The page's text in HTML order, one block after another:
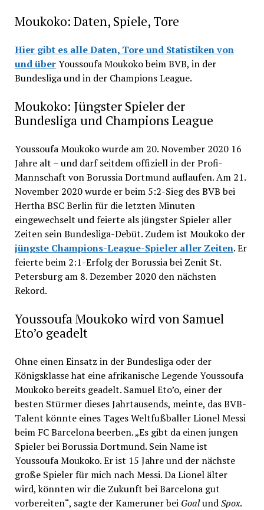
Moukoko: Daten, Spiele, Tore
Hier gibt es alle Daten, Tore und Statistiken von
und überYoussoufa Moukoko beim BVB, in der
Bundesliga und in der Champions League.
Moukoko: Jüngster Spieler der
Bundesliga und Champions League
Youssoufa Moukoko wurde am 20. November 2020 16
Jahre alt – und darf seitdem offiziell in der Profi-
Mannschaft von Borussia Dortmund auflaufen. Am 21.
November 2020 wurde er beim 5:2-Sieg des BVB bei
Hertha BSC Berlin für die letzten Minuten
eingewechselt und feierte als jüngster Spieler aller
Zeiten sein Bundesliga-Debüt. Zudem ist Moukoko der
jüngste Champions-League-Spieler aller Zeiten. Er
feierte beim 2:1-Erfolg der Borussia bei Zenit St.
Petersburg am 8. Dezember 2020 den nächsten
Rekord.
Youssoufa Moukoko wird von Samuel
Eto’o geadelt
Ohne einen Einsatz in der Bundesliga oder der
Königsklasse hat eine afrikanische Legende Youssoufa
Moukoko bereits geadelt. Samuel Eto’o, einer der
besten Stürmer dieses Jahrtausends, meinte, das BVB-
Talent könnte eines Tages Weltfußballer Lionel Messi
beim FC Barcelona beerben. „Es gibt da einen jungen
Spieler bei Borussia Dortmund. Sein Name ist
Youssoufa Moukoko. Er ist 15 Jahre und der nächste
große Spieler für mich nach Messi. Da Lionel älter
wird, könnten wir die Zukunft bei Barcelona gut
vorbereiten“, sagte der Kameruner bei GoalundSpox.